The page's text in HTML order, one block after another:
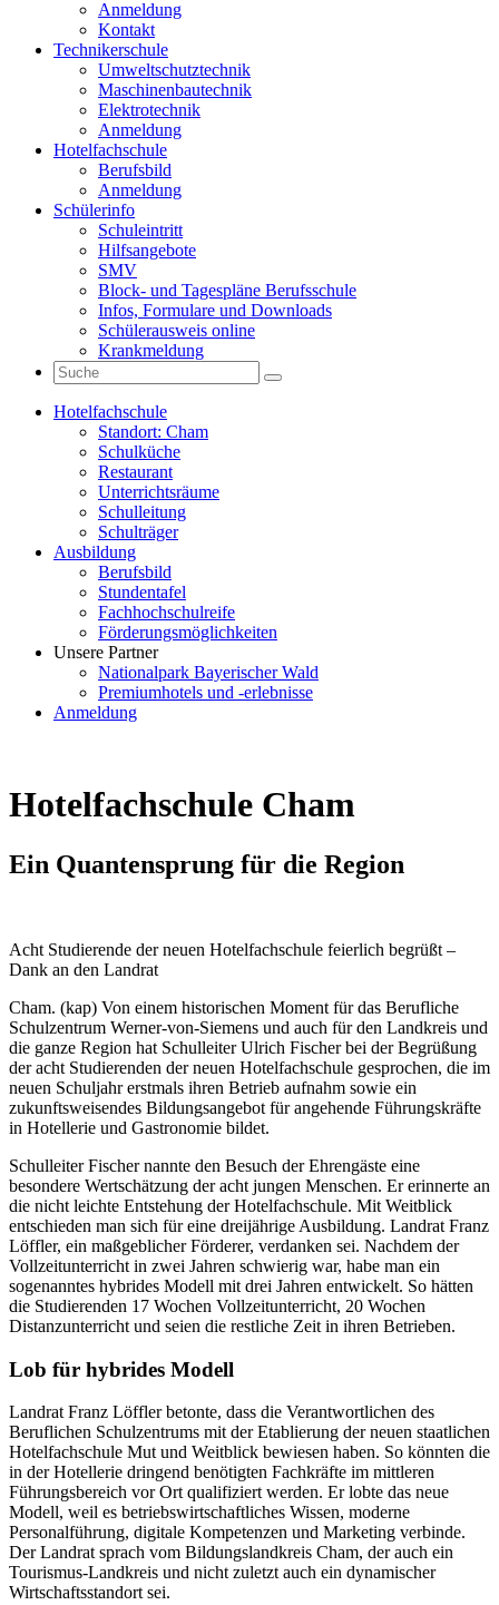
Anmeldung
Kontakt
Technikerschule
Umweltschutztechnik
Maschinenbautechnik
Elektrotechnik
Anmeldung
Hotelfachschule
Berufsbild
Anmeldung
Schülerinfo
Schuleintritt
Hilfsangebote
SMV
Block- und Tagespläne Berufsschule
Infos, Formulare und Downloads
Schülerausweis online
Krankmeldung
Hotelfachschule
Standort: Cham
Schulküche
Restaurant
Unterrichtsräume
Schulleitung
Schulträger
Ausbildung
Berufsbild
Stundentafel
Fachhochschulreife
Förderungsmöglichkeiten
Unsere Partner
Nationalpark Bayerischer Wald
Premiumhotels und -erlebnisse
Anmeldung
Hotelfachschule Cham
Ein Quantensprung für die Region
Acht Studierende der neuen Hotelfachschule feierlich begrüßt –
Dank an den Landrat
Cham. (kap) Von einem historischen Moment für das Berufliche
Schulzentrum Werner-von-Siemens und auch für den Landkreis und
die ganze Region hat Schulleiter Ulrich Fischer bei der Begrüßung
der acht Studierenden der neuen Hotelfachschule gesprochen, die im
neuen Schuljahr erstmals ihren Betrieb aufnahm sowie ein
zukunftsweisendes Bildungsangebot für angehende Führungskräfte
in Hotellerie und Gastronomie bildet.
Schulleiter Fischer nannte den Besuch der Ehrengäste eine
besondere Wertschätzung der acht jungen Menschen. Er erinnerte an
die nicht leichte Entstehung der Hotelfachschule. Mit Weitblick
entschieden man sich für eine dreijährige Ausbildung. Landrat Franz
Löffler, ein maßgeblicher Förderer, verdanken sei. Nachdem der
Vollzeitunterricht in zwei Jahren schwierig war, habe man ein
sogenanntes hybrides Modell mit drei Jahren entwickelt. So hätten
die Studierenden 17 Wochen Vollzeitunterricht, 20 Wochen
Distanzunterricht und seien die restliche Zeit in ihren Betrieben.
Lob für hybrides Modell
Landrat Franz Löffler betonte, dass die Verantwortlichen des
Beruflichen Schulzentrums mit der Etablierung der neuen staatlichen
Hotelfachschule Mut und Weitblick bewiesen haben. So könnten die
in der Hotellerie dringend benötigten Fachkräfte im mittleren
Führungsbereich vor Ort qualifiziert werden. Er lobte das neue
Modell, weil es betriebswirtschaftliches Wissen, moderne
Personalführung, digitale Kompetenzen und Marketing verbinde.
Der Landrat sprach vom Bildungslandkreis Cham, der auch ein
Tourismus-Landkreis und nicht zuletzt auch ein dynamischer
Wirtschaftsstandort sei.